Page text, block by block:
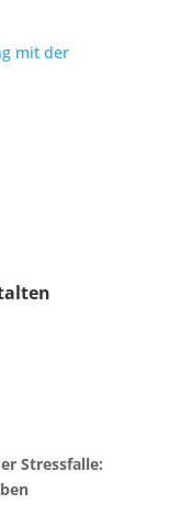
mit der
Stressfalle: